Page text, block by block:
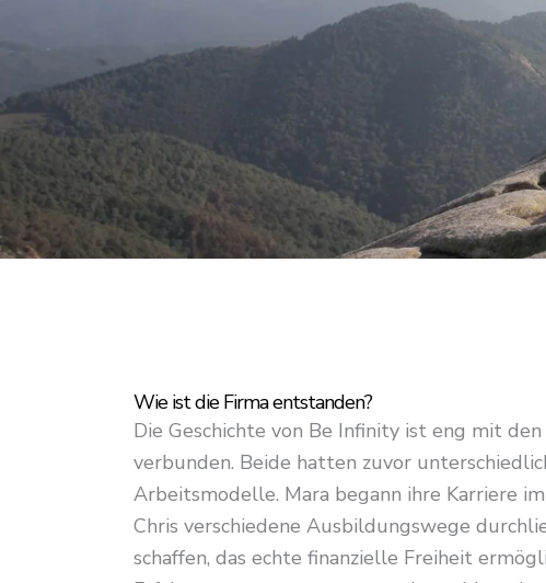
Wie ist die Firma entstanden?
Die Geschichte von Be Infinity ist eng mit
verbunden. Beide hatten zuvor
Arbeitsmodelle. Mara begann ihre Karriere
Chris verschiedene Ausbildungswege
schaffen, das echte finanzielle Freiheit